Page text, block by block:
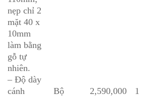
nẹp chỉ 2
mặt 40 x
10mm
làm bằng
gỗ tự
nhiên.
– Độ dày
cánh
Bộ 2,590,000 1